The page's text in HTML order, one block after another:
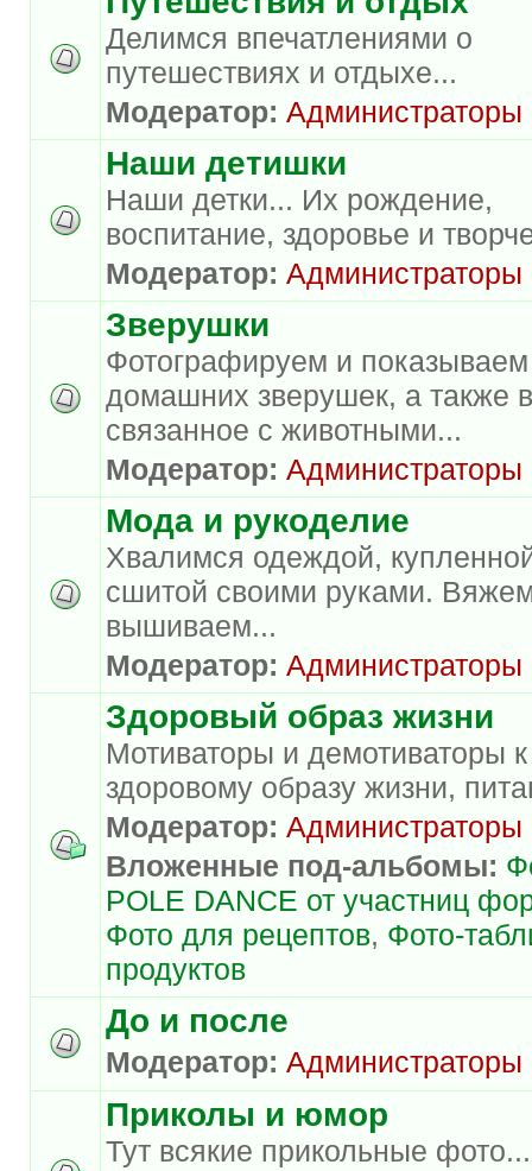
Делимся впечатлениями о
путешествиях и отдыхе...
Модератор: Администраторы
Наши детишки
Наши детки... Их рождение,
воспитание, здоровье и
Модератор: Администраторы
Зверушки
Фотографируем и
домашних зверушек, а также
связанное с животными...
Модератор: Администраторы
Мода и рукоделие
Хвалимся одеждой,
сшитой своими руками.
вышиваем...
Модератор: Администраторы
Здоровый образ жизни
Мотиваторы и демотиваторы к
здоровому образу жизни,
Модератор: Администраторы
Вложенные под-альбомы:
POLE DANCE от участниц
Фото для рецептов, Фото-
продуктов
До и после
Модератор: Администраторы
Приколы и юмор
Тут всякие прикольные фото...